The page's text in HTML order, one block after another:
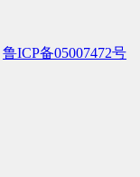
鲁ICP备05007472号